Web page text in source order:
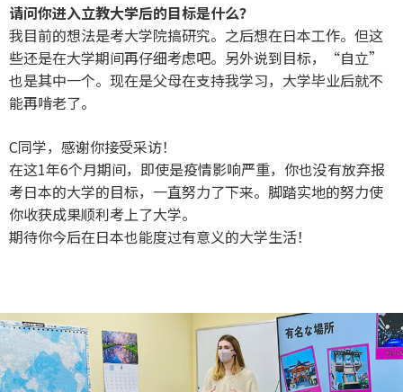
请问你进入立教大学后的目标是什么？
我目前的想法是考大学院搞研究。之后想在日本工作。但这
些还是在大学期间再仔细考虑吧。另外说到目标，“自立”
也是其中一个。现在是父母在支持我学习，大学毕业后就不
能再啃老了。
C同学，感谢你接受采访！
在这1年6个月期间，即使是疫情影响严重，你也没有放弃报
考日本的大学的目标，一直努力了下来。脚踏实地的努力使
你收获成果顺利考上了大学。
期待你今后在日本也能度过有意义的大学生活！